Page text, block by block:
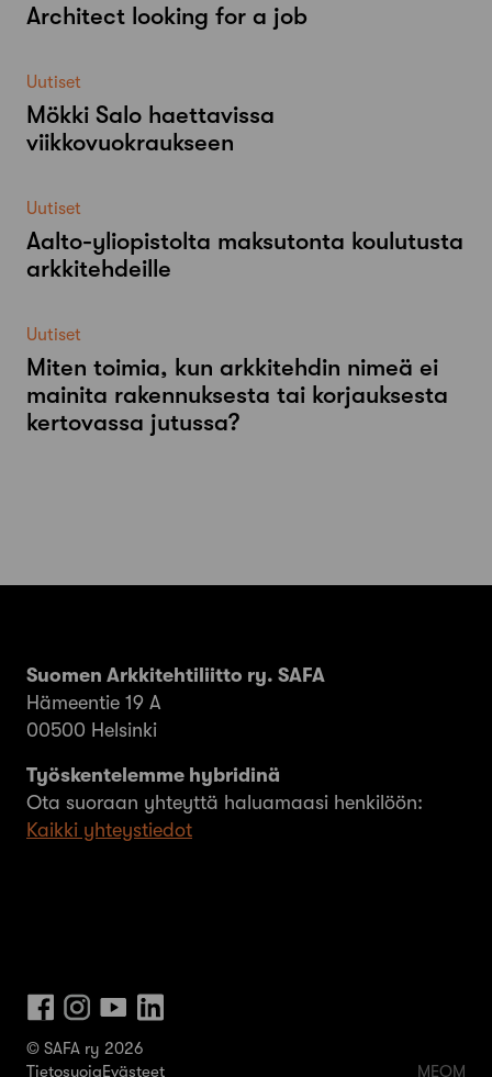
Architect looking for a job
Uutiset
Mökki Salo haettavissa
viikkovuokraukseen
Uutiset
Aalto-​yliopistolta maksutonta koulutusta
arkkitehdeille
Uutiset
Miten toimia, kun arkkitehdin nimeä ei
mainita rakennuksesta tai korjauksesta
kertovassa jutussa?
Suomen Arkkitehtiliitto ry. SAFA
Hämeentie 19 A
00500 Helsinki
Työskentelemme hybridinä
Ota suoraan yhteyttä haluamaasi henkilöön:
Kaikki yhteystiedot
© SAFA ry 2026
TietosuojaEvästeet MEOM